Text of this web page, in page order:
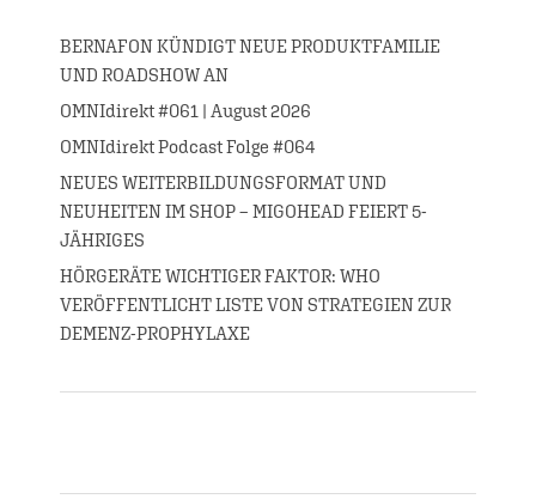
BERNAFON KÜNDIGT NEUE PRODUKTFAMILIE
UND ROADSHOW AN
OMNIdirekt #061 | August 2026
OMNIdirekt Podcast Folge #064
NEUES WEITERBILDUNGSFORMAT UND
NEUHEITEN IM SHOP – MIGOHEAD FEIERT 5-
JÄHRIGES
HÖRGERÄTE WICHTIGER FAKTOR: WHO
VERÖFFENTLICHT LISTE VON STRATEGIEN ZUR
DEMENZ-PROPHYLAXE